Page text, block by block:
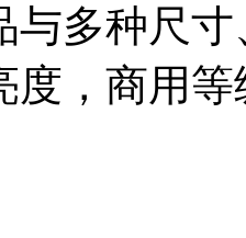
与多种尺
度，商用